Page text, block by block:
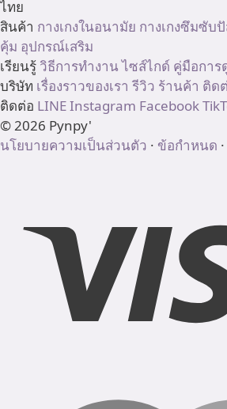
ไทย
สินค้า กางเกงในอนามัย กางเกงซึมซับ
คุ้ม อุปกรณ์เสริม
เรียนรู้ วิธีการทำงาน ไซส์ไกด์ คู่มือกา
บริษัท เรื่องราวของเรา รีวิว ร้านค้า ติด
ติดต่อ LINEInstagram Facebook
© 2026 Pynpy'
นโยบายความเป็นส่วนตัว · ข้อกำหนด ·